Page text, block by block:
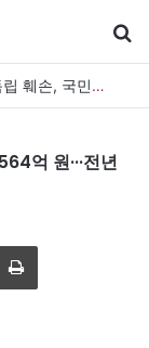
스리랑카 판사 정년 연장 논란…“사법부 독립 훼손, 국민투표 필요”
억 원···전년
인쇄